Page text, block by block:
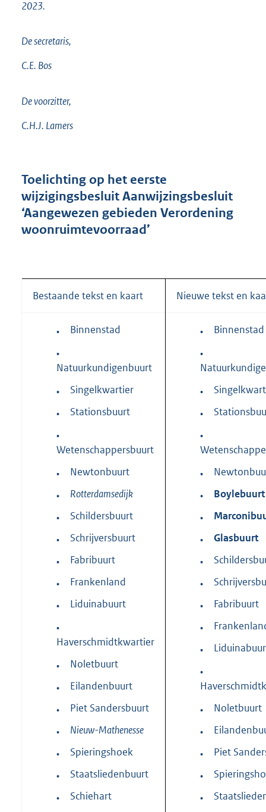
2023.
De secretaris,
C.E. Bos
De voorzitter,
C.H.J. Lamers
Toelichting op het eerste
wijzigingsbesluit Aanwijzingsbesluit
‘Aangewezen gebieden Verordening
woonruimtevoorraad’
Bestaande tekst en kaart Nieuwe tekst en
•
Binnenstad
•
Natuurkundigenbuurt
•
Singelkwartier
•
Stationsbuurt
•
Wetenschappersbuurt
•
Newtonbuurt
•
Rotterdamsedijk
•
Schildersbuurt
•
Schrijversbuurt
•
Fabribuurt
•
Frankenland
•
Liduinabuurt
•
Haverschmidtkwartier
•
Noletbuurt
•
Eilandenbuurt
•
Piet Sandersbuurt
•
Nieuw-Mathenesse
•
Spieringshoek
•
Staatsliedenbuurt
•
Schiehart
•
Binnenstad
•
•
•
•
•
•
Boylebuurt
•
•
Glasbuurt
•
•
•
Fabribuurt
•
•
•
•
Noletbuurt
•
•
Piet
•
•